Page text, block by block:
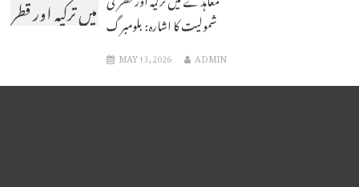
میں ترکیہ اور قطر
اشارہ: بلومبرگ
شمولیت کا اشارہ: بلومبرگ
MAY 13, 2026 ADMIN